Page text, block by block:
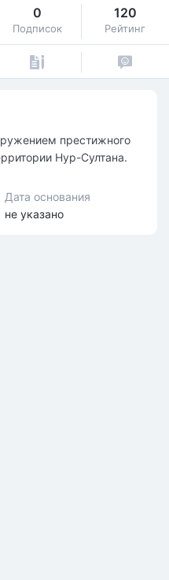
0
Подписок
120
Рейтинг
престижного
Нур-Султана.
Дата основания
не указано